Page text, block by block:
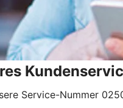
Service-Nummer